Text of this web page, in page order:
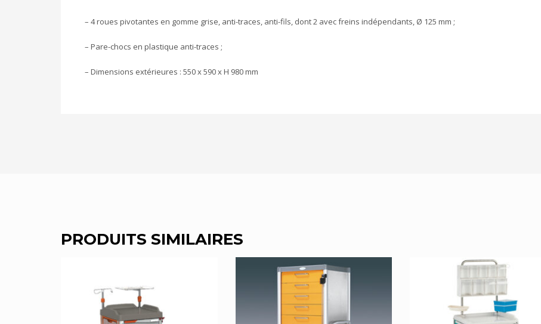
– 4 roues pivotantes en gomme grise, anti-traces, anti-fils, dont 2 avec freins indépendants, Ø 125 mm ;
– Pare-chocs en plastique anti-traces ;
– Dimensions extérieures : 550 x 590 x H 980 mm
PRODUITS SIMILAIRES